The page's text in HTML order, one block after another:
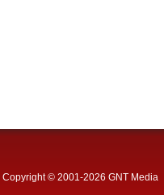
Copyright © 2001-2026 GNT Media